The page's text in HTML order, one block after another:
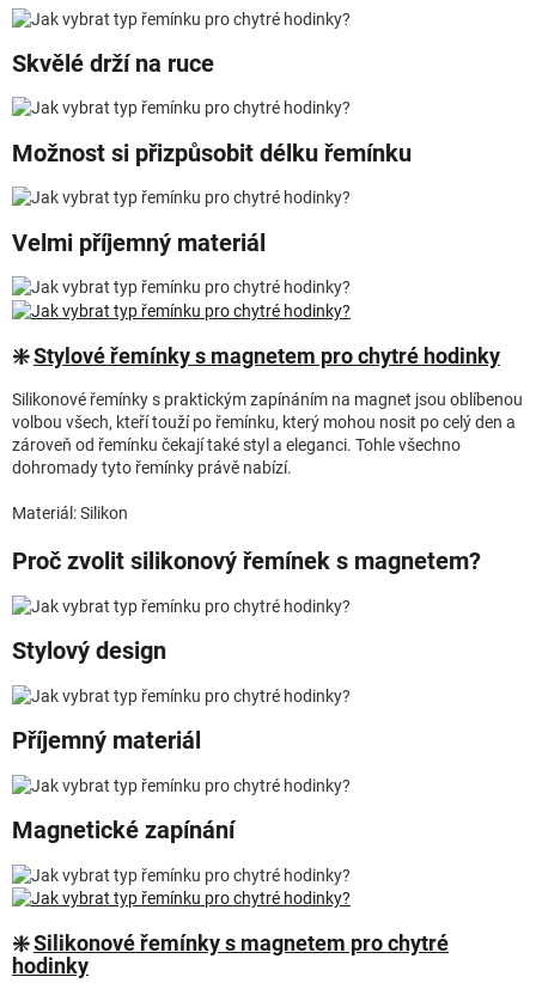
Skvělé drží na ruce
Možnost si přizpůsobit délku řemínku
Velmi příjemný materiál
❇️Stylové řemínky s magnetem pro chytré hodinky
Silikonové řemínky s praktickým zapínáním na magnet jsou oblíbenou
volbou všech, kteří touží po řemínku, který mohou nosit po celý den a
zároveň od řemínku čekají také styl a eleganci. Tohle všechno
dohromady tyto řemínky právě nabízí.
Materiál: Silikon
Proč zvolit silikonový řemínek s magnetem?
Stylový design
Příjemný materiál
Magnetické zapínání
❇️Silikonové řemínky s magnetem pro chytré
hodinky